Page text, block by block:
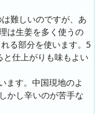
難しいのですが、あ
は生姜を多く使うの
る部分を使います。5
仕上がりも味もよい
ます。中国現地のよ
かし辛いのが苦手な